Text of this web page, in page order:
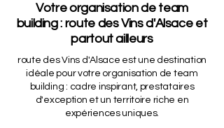
Votre organisation de team
building : route des Vins d'Alsace et
partout ailleurs
route des Vins d'Alsace est une destination
idéale pour votre organisation de team
building : cadre inspirant, prestataires
d'exception et un territoire riche en
expériences uniques.